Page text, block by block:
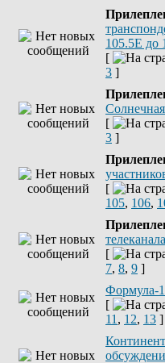
105.5Е до
[
3 ]
[
3 ]
[
105, 106,
[
7, 8, 9 ]
Формула-1
[
11 , 12, 13 ]